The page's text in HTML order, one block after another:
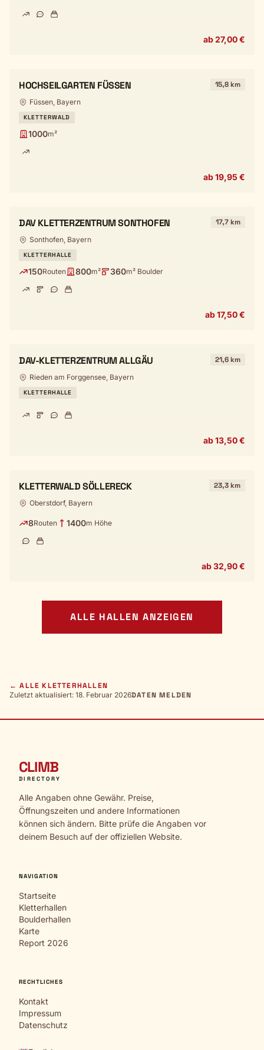
ab 27,00 €
HOCHSEILGARTEN FÜSSEN 15,8 km
Füssen, Bayern
KLETTERWALD
1000m²
ab 19,95 €
DAV KLETTERZENTRUM SONTHOFEN 17,7 km
Sonthofen, Bayern
KLETTERHALLE
150Routen 800m² 360m² Boulder
ab 17,50 €
DAV-KLETTERZENTRUM ALLGÄU 21,6 km
Rieden am Forggensee, Bayern
KLETTERHALLE
ab 13,50 €
KLETTERWALD SÖLLERECK 23,3 km
Oberstdorf, Bayern
8Routen 1400m Höhe
ab 32,90 €
ALLE HALLEN ANZEIGEN
← ALLE KLETTERHALLEN
Zuletzt aktualisiert: 18. Februar 2026DATEN MELDEN
CLIMB
DIRECTORY
Alle Angaben ohne Gewähr. Preise,
Öffnungszeiten und andere Informationen
können sich ändern. Bitte prüfe die Angaben vor
deinem Besuch auf der offiziellen Website.
NAVIGATION
Startseite
Kletterhallen
Boulderhallen
Karte
Report 2026
RECHTLICHES
Kontakt
Impressum
Datenschutz